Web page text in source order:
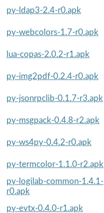
py-ldap3-2.4-r0.apk
py-webcolors-1.7-r0.apk
lua-copas-2.0.2-r1.apk
py-img2pdf-0.2.4-r0.apk
py-jsonrpclib-0.1.7-r3.apk
py-msgpack-0.4.8-r2.apk
py-ws4py-0.4.2-r0.apk
py-termcolor-1.1.0-r2.apk
py-logilab-common-1.4.1-
r0.apk
py-evtx-0.4.0-r1.apk